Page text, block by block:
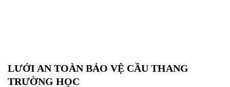
LƯỚI AN TOÀN BẢO VỆ CẦU THANG
TRƯỜNG HỌC